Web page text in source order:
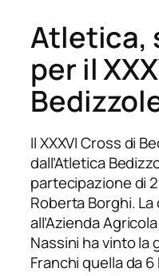
Atletica,
per il
Il XXXVI Cross di
dall’Atletica
partecipazione di
Roberta Borghi.
all’Azienda
Nassini ha vinto la
Franchi quella da